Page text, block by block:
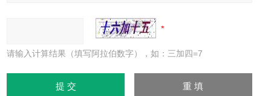
请输入计算结果（填写阿拉伯数字），如：三加四=7